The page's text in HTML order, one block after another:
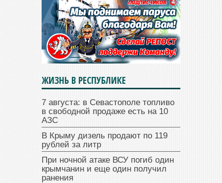
ЖИЗНЬ В РЕСПУБЛИКЕ
7 августа: в Севастополе топливо
в свободной продаже есть на 10
АЗС
В Крыму дизель продают по 119
рублей за литр
При ночной атаке ВСУ погиб один
крымчанин и еще один получил
ранения